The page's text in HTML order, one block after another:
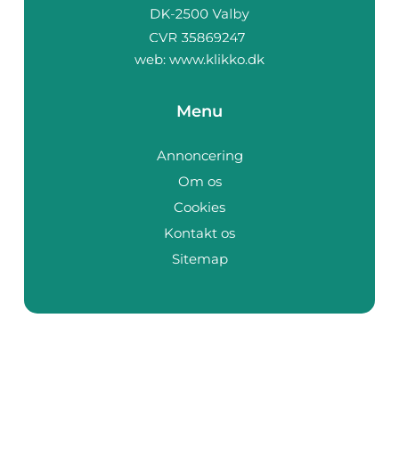
web: www.klikko.dk
Menu
Annoncering
Om os
Cookies
Kontakt os
Sitemap